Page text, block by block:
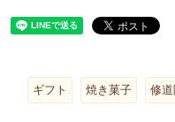
ギフト 焼き菓子 修